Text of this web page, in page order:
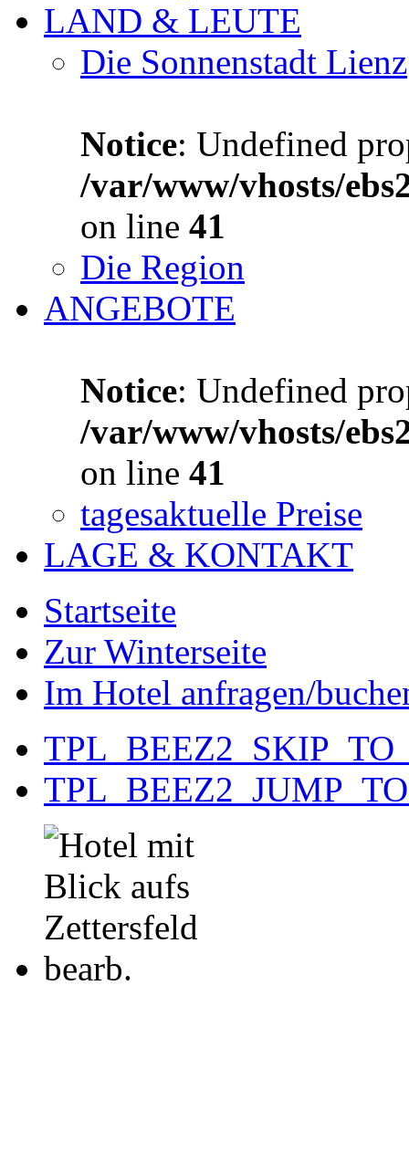
LAND & LEUTE
Die Sonnenstadt Lienz
Notice: Undefined
/var/www/vhosts/
on line 41
Die Region
ANGEBOTE
Notice: Undefined
/var/www/vhosts/
on line 41
tagesaktuelle Preise
LAGE & KONTAKT
Startseite
Zur Winterseite
Im Hotel anfragen/